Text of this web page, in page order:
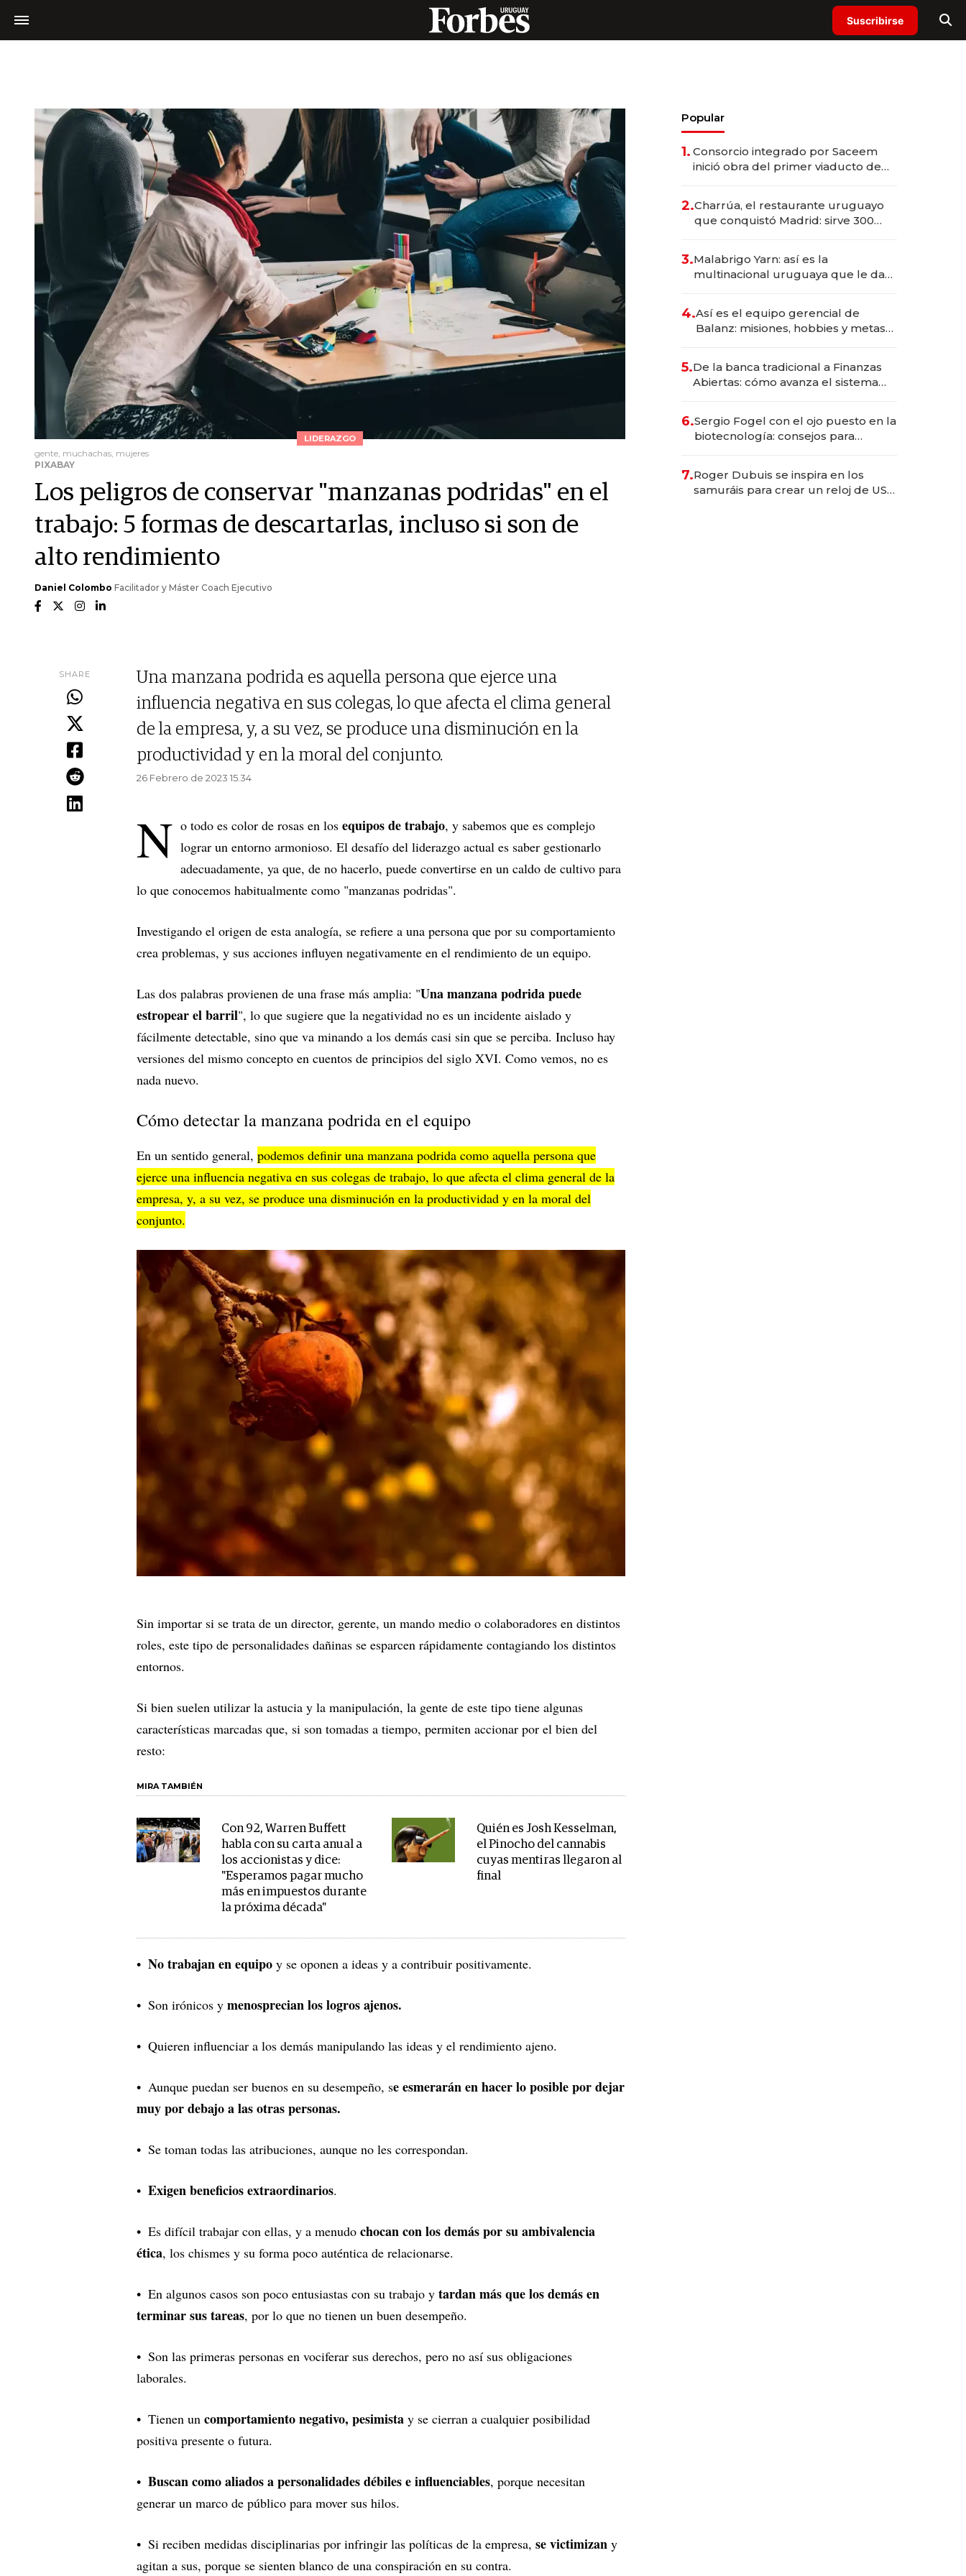
Suscribirse
LIDERAZGO
gente, muchachas, mujeres
PIXABAY
Los peligros de conservar "manzanas podridas" en el
trabajo: 5 formas de descartarlas, incluso si son de
alto rendimiento
Daniel Colombo Facilitador y Máster Coach Ejecutivo
SHARE
Una manzana podrida es aquella persona que ejerce una
influencia negativa en sus colegas, lo que afecta el clima general
de la empresa, y, a su vez, se produce una disminución en la
productividad y en la moral del conjunto.
26 Febrero de 2023 15.34
N o todo es color de rosas en los equipos de trabajo, y sabemos que es complejo
lograr un entorno armonioso. El desafío del liderazgo actual es saber gestionarlo
adecuadamente, ya que, de no hacerlo, puede convertirse en un caldo de cultivo para
lo que conocemos habitualmente como "manzanas podridas".
Investigando el origen de esta analogía, se refiere a una persona que por su comportamiento
crea problemas, y sus acciones influyen negativamente en el rendimiento de un equipo.
Las dos palabras provienen de una frase más amplia: "Una manzana podrida puede
estropear el barril", lo que sugiere que la negatividad no es un incidente aislado y
fácilmente detectable, sino que va minando a los demás casi sin que se perciba. Incluso hay
versiones del mismo concepto en cuentos de principios del siglo XVI. Como vemos, no es
nada nuevo.
Cómo detectar la manzana podrida en el equipo
En un sentido general, podemos definir una manzana podrida como aquella persona que
ejerce una influencia negativa en sus colegas de trabajo, lo que afecta el clima general de la
empresa, y, a su vez, se produce una disminución en la productividad y en la moral del
conjunto.
Sin importar si se trata de un director, gerente, un mando medio o colaboradores en distintos
roles, este tipo de personalidades dañinas se esparcen rápidamente contagiando los distintos
entornos.
Si bien suelen utilizar la astucia y la manipulación, la gente de este tipo tiene algunas
características marcadas que, si son tomadas a tiempo, permiten accionar por el bien del
resto:
MIRA TAMBIÉN
Con 92, Warren Buffett
habla con su carta anual a
los accionistas y dice:
"Esperamos pagar mucho
más en impuestos durante
la próxima década"
Quién es Josh Kesselman,
el Pinocho del cannabis
cuyas mentiras llegaron al
final
No trabajan en equipo y se oponen a ideas y a contribuir positivamente.
Son irónicos y menosprecian los logros ajenos.
Quieren influenciar a los demás manipulando las ideas y el rendimiento ajeno.
Aunque puedan ser buenos en su desempeño, se esmerarán en hacer lo posible por dejar
muy por debajo a las otras personas.
Se toman todas las atribuciones, aunque no les correspondan.
Exigen beneficios extraordinarios.
Es difícil trabajar con ellas, y a menudo chocan con los demás por su ambivalencia
ética, los chismes y su forma poco auténtica de relacionarse.
En algunos casos son poco entusiastas con su trabajo y tardan más que los demás en
terminar sus tareas, por lo que no tienen un buen desempeño.
Son las primeras personas en vociferar sus derechos, pero no así sus obligaciones
laborales.
Tienen un comportamiento negativo, pesimista y se cierran a cualquier posibilidad
positiva presente o futura.
Buscan como aliados a personalidades débiles e influenciables, porque necesitan
generar un marco de público para mover sus hilos.
Si reciben medidas disciplinarias por infringir las políticas de la empresa, se victimizan y
agitan a sus, porque se sienten blanco de una conspiración en su contra.
Popular
1. Consorcio integrado por Saceem
inició obra del primer viaducto de
millones
2.Charrúa, el restaurante uruguayo
que conquistó Madrid: sirve 300
prepara apertura
3.Malabrigo Yarn: así es la
multinacional uruguaya que le da
4.Así es el equipo gerencial de
Balanz: misiones, hobbies y metas
5.De la banca tradicional a Finanzas
Abiertas: cómo avanza el sistema
6.Sergio Fogel con el ojo puesto en la
biotecnología: consejos para
7.Roger Dubuis se inspira en los
samuráis para crear un reloj de US$